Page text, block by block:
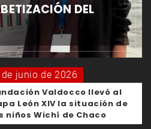
DEL
de junio de 2026
Valdocco llevó al
León XIV la situación de
niños Wichí de Chaco